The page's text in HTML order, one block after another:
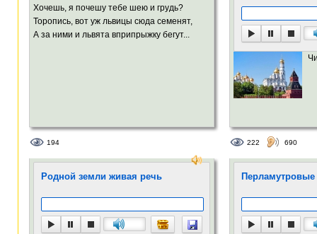
Хочешь, я почешу тебе шею и грудь?
Торопись, вот уж львицы сюда семенят,
А за ними и львята вприпрыжку бегут...
194 222 690
Родной земли живая речь